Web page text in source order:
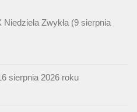
Niedziela Zwykła (9 sierpnia
sierpnia 2026 roku